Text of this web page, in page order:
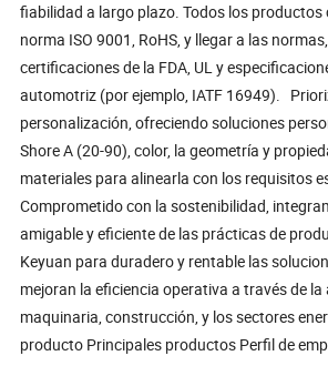
fiabilidad a largo plazo. Todos los productos
norma ISO 9001, RoHS, y llegar a las
certificaciones de la FDA, UL y
automotriz (por ejemplo, IATF 16949).
personalización, ofreciendo soluciones
Shore A (20-90), color, la geometría y
materiales para alinearla con los requisitos
Comprometido con la sostenibilidad,
amigable y eficiente de las prácticas de
Keyuan para duradero y rentable las
mejoran la eficiencia operativa a través de
maquinaria, construcción, y los sectores
producto Principales productos Perfil de